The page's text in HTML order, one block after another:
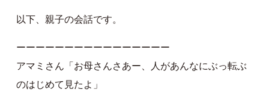
以下、親子の会話です。
ーーーーーーーーーーーーーーーー
アマミさん「お母さんさあー、人があんなにぶっ転ぶ
のはじめて見たよ」